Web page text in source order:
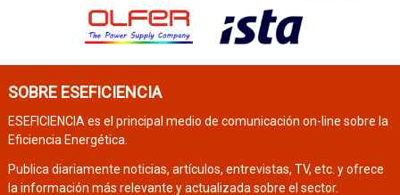
SOBRE ESEFICIENCIA
ESEFICIENCIA es el principal medio de comunicación on-line sobre la
Eficiencia Energética.
Publica diariamente noticias, artículos, entrevistas, TV, etc. y ofrece
la información más relevante y actualizada sobre el sector.